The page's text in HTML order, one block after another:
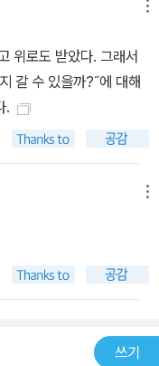
의 일》에는 “내리는
행복할 수 있는 방
나름의 해답을 담았다.
위로도 받았다. 그래서
갈 수 있을까?˝에 대해
.
쓰기